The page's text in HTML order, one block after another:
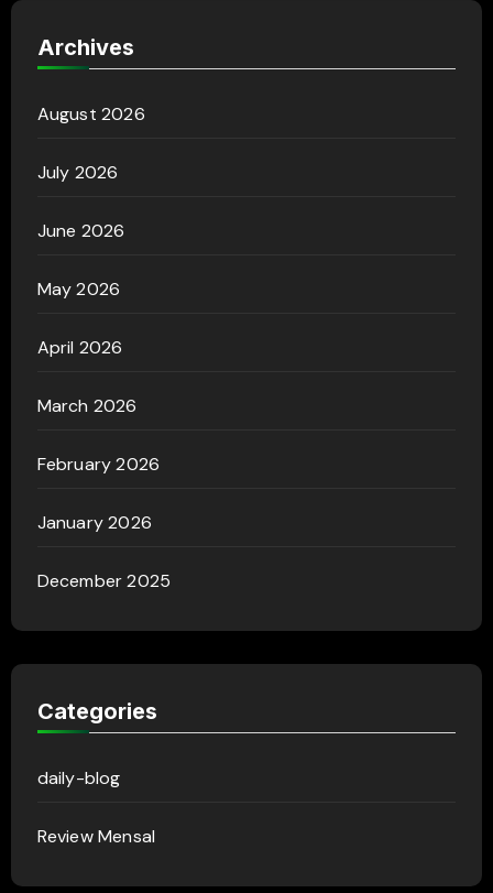
Archives
August 2026
July 2026
June 2026
May 2026
April 2026
March 2026
February 2026
January 2026
December 2025
Categories
daily-blog
Review Mensal